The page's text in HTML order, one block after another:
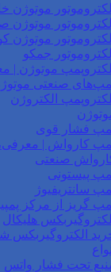
الکتروموتور موتوژن
الکتروموتور موتوژن
الکتروموتور موتوژن
الکتروموتور جمکو
الکتروپمپ موتوژن |
صنعتی
الکتروپمپ الکتروژن
فشار قوی
کارواش | معرفی،
صنعتی
پیستونی
سانتریفیوژ
گریز از مرکز
الکتروگیربکس هلیکال
انواع
تحت فشار واتس